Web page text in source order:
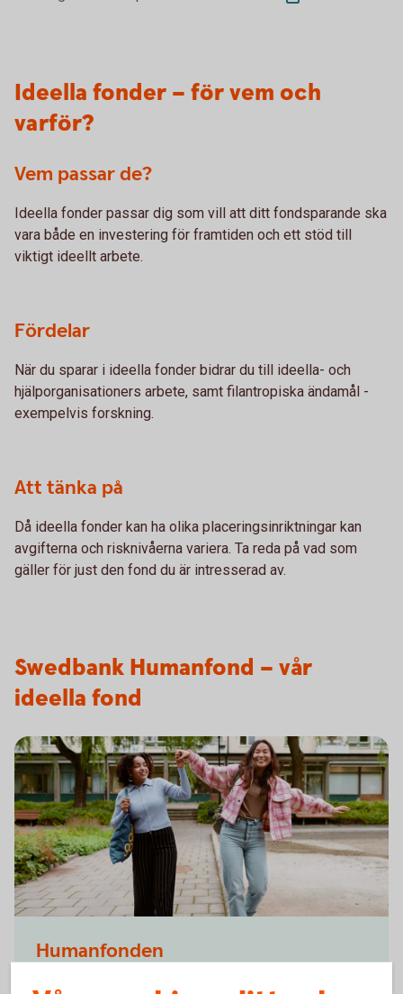
Ideella fonder – för vem och
varför?
Vem passar de?
Ideella fonder passar dig som vill att ditt fondsparande ska
vara både en investering för framtiden och ett stöd till
viktigt ideellt arbete.
Fördelar
När du sparar i ideella fonder bidrar du till ideella- och
hjälporganisationers arbete, samt filantropiska ändamål -
exempelvis forskning.
Att tänka på
Då ideella fonder kan ha olika placeringsinriktningar kan
avgifterna och risknivåerna variera. Ta reda på vad som
gäller för just den fond du är intresserad av.
Swedbank Humanfond – vår
ideella fond
Humanfonden